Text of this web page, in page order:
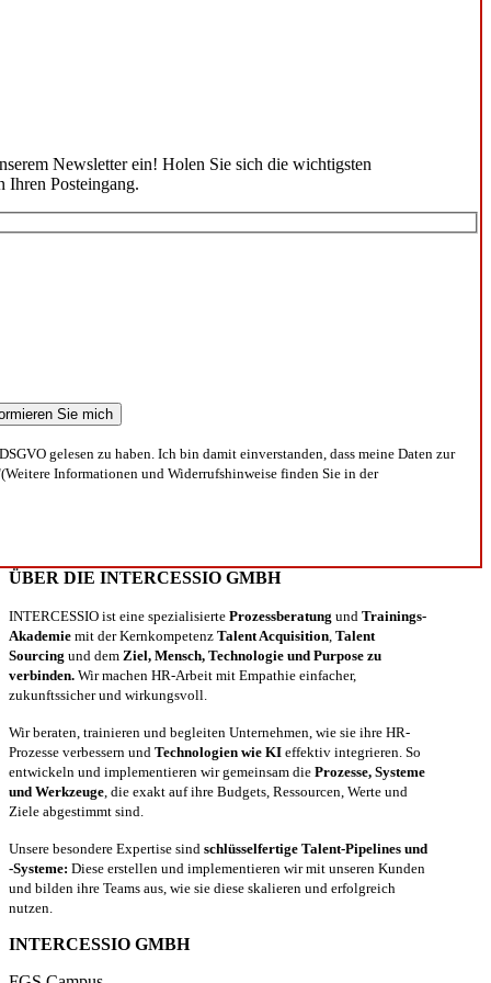
Newsletter ein! Holen Sie sich die wichtigsten
Ihren Posteingang.
gelesen zu haben. Ich bin damit einverstanden, dass meine Daten zur
Informationen und Widerrufshinweise finden Sie in der
ÜBER DIE INTERCESSIO GMBH
INTERCESSIO ist eine spezialisierte Prozessberatung und Trainings-
Akademie mit der Kernkompetenz Talent Acquisition Talent
Sourcing und dem Ziel, Mensch, Technologie und Purpose zu
verbinden. Wir machen HR-Arbeit mit Empathie einfacher,
zukunftssicher und wirkungsvoll.
Wir beraten, trainieren und begleiten Unternehmen, wie sie ihre HR-
Prozesse verbessern und Technologien wie KI effektiv integrieren. So
entwickeln und implementieren wir gemeinsam die Prozesse, Systeme
und Werkzeuge , die exakt auf ihre Budgets, Ressourcen, Werte und
Ziele abgestimmt sind.
Unsere besondere Expertise sind schlüsselfertige Talent-Pipelines und
-Systeme: Diese erstellen und implementieren wir mit unseren Kunden
und bilden ihre Teams aus, wie sie diese skalieren und erfolgreich
nutzen.
INTERCESSIO GMBH